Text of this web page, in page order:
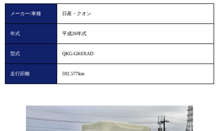
メーカー/車種 日産・クオン
年式 平成26年式
型式 QKG-GK6XAD
走行距離 592.577km